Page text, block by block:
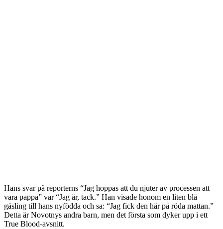
Hans svar på reporterns “Jag hoppas att du njuter av processen att
vara pappa” var “Jag är, tack.” Han visade honom en liten blå
gåsling till hans nyfödda och sa: “Jag fick den här på röda mattan.”
Detta är Novotnys andra barn, men det första som dyker upp i ett
True Blood-avsnitt.